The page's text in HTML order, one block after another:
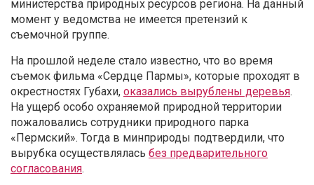
министерства природных ресурсов региона. На данный
момент у ведомства не имеется претензий к
съемочной группе.
На прошлой неделе стало известно, что во время
съемок фильма «Сердце Пармы», которые проходят в
окрестностях Губахи, оказались вырублены деревья.
На ущерб особо охраняемой природной территории
пожаловались сотрудники природного парка
«Пермский». Тогда в минприроды подтвердили, что
вырубка осуществлялась без предварительного
согласования.